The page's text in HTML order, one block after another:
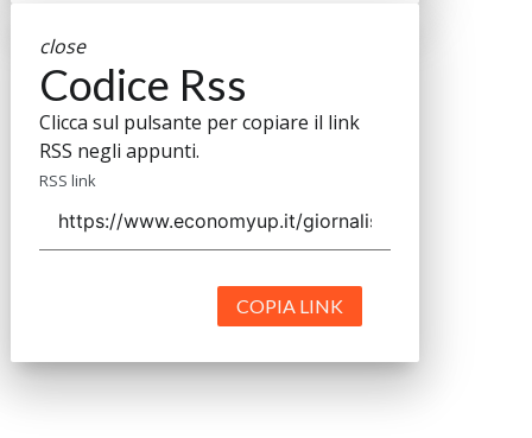
close
Codice Rss
Clicca sul pulsante per copiare il link
RSS negli appunti.
RSS link
COPIA LINK